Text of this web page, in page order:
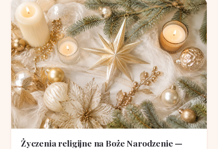
Życzenia religijne na Boże Narodzenie —